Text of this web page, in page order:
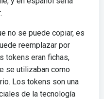
no se puede copiar, es
reemplazar por
tokens eran fichas,
se utilizaban como
Los tokens son una
de la tecnología